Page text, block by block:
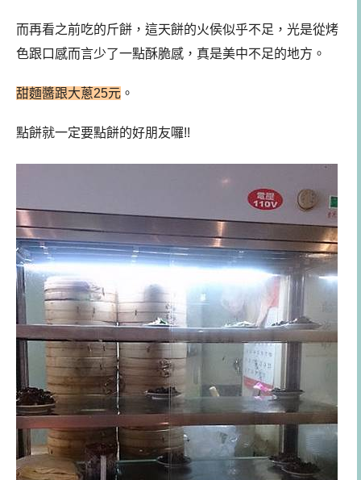
而再看之前吃的斤餅，這天餅的火侯似乎不足，光是從烤
色跟口感而言少了一點酥脆感，真是美中不足的地方。
甜麵醬跟大蔥25元 。
點餅就一定要點餅的好朋友囉!!